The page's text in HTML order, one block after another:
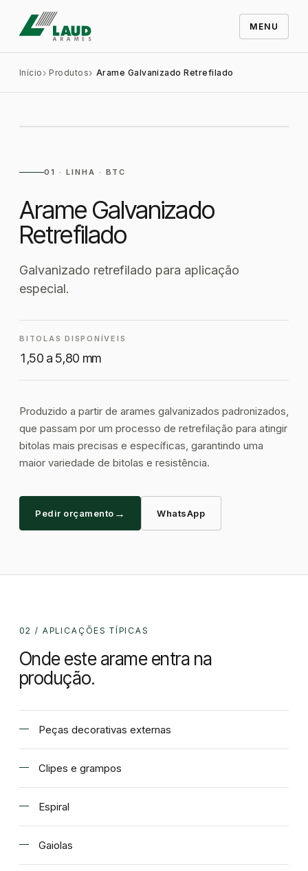
MENU
Início Produtos Arame Galvanizado Retrefilado
01 · LINHA · BTC
Arame Galvanizado
Retrefilado
Galvanizado retrefilado para aplicação
especial.
BITOLAS DISPONÍVEIS
1,50 a 5,80 mm
Produzido a partir de arames galvanizados padronizados,
que passam por um processo de retrefilação para atingir
bitolas mais precisas e específicas, garantindo uma
maior variedade de bitolas e resistência.
Pedir orçamento → WhatsApp
02 / APLICAÇÕES TÍPICAS
Onde este arame entra na
produção.
Peças decorativas externas
Clipes e grampos
Espiral
Gaiolas